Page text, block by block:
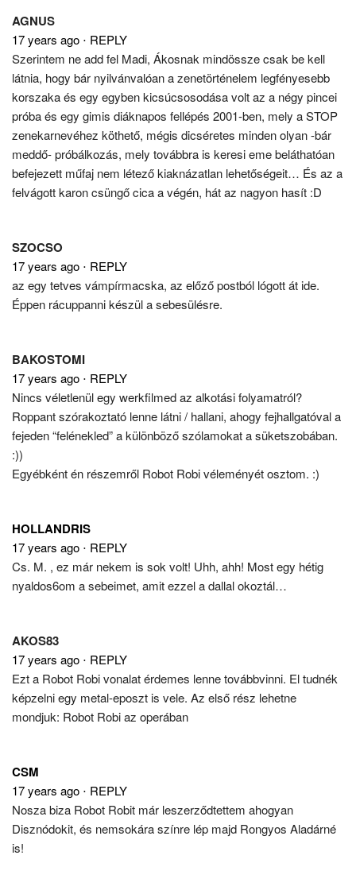
AGNUS
17 years ago ⋅ REPLY
Szerintem ne add fel Madi, Ákosnak mindössze csak be kell
látnia, hogy bár nyilvánvalóan a zenetörténelem legfényesebb
korszaka és egy egyben kicsúcsosodása volt az a négy pincei
próba és egy gimis diáknapos fellépés 2001-ben, mely a STOP
zenekarnevéhez köthető, mégis dicséretes minden olyan -bár
meddő- próbálkozás, mely továbbra is keresi eme beláthatóan
befejezett műfaj nem létező kiaknázatlan lehetőségeit… És az a
felvágott karon csüngő cica a végén, hát az nagyon hasít :D
SZOCSO
17 years ago ⋅ REPLY
az egy tetves vámpírmacska, az előző postból lógott át ide.
Éppen rácuppanni készül a sebesülésre.
BAKOSTOMI
17 years ago ⋅ REPLY
Nincs véletlenül egy werkfilmed az alkotási folyamatról?
Roppant szórakoztató lenne látni / hallani, ahogy fejhallgatóval a
fejeden “felénekled” a különböző szólamokat a süketszobában.
:))
Egyébként én részemről Robot Robi véleményét osztom. :)
HOLLANDRIS
17 years ago ⋅ REPLY
Cs. M. , ez már nekem is sok volt! Uhh, ahh! Most egy hétig
nyaldos6om a sebeimet, amit ezzel a dallal okoztál…
AKOS83
17 years ago ⋅ REPLY
Ezt a Robot Robi vonalat érdemes lenne továbbvinni. El tudnék
képzelni egy metal-eposzt is vele. Az első rész lehetne
mondjuk: Robot Robi az operában
CSM
17 years ago ⋅ REPLY
Nosza biza Robot Robit már leszerződtettem ahogyan
Disznódokit, és nemsokára színre lép majd Rongyos Aladárné
is!